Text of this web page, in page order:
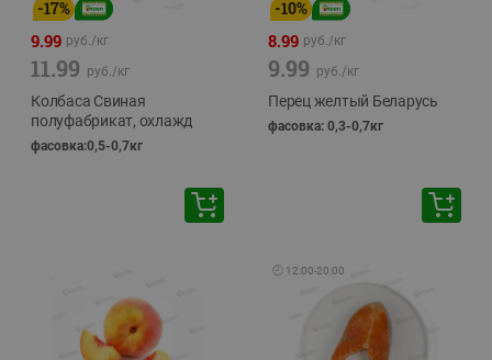
-17%
9.99 руб./кг
11.99 руб./кг
Колбаса Свиная
полуфабрикат, охлажд
фасовка:0,5-0,7кг
-10%
8.99 руб./кг
9.99 руб./кг
Перец желтый Беларусь
фасовка: 0,3-0,7кг
🕘 12:00-20:00